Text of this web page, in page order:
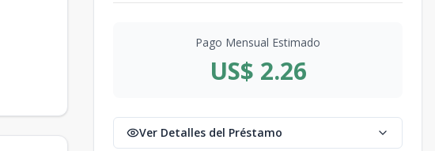
Pago Mensual Estimado
US$ 2.26
Ver Detalles del Préstamo